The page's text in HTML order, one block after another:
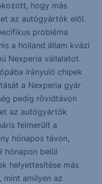
hogy más
az autógyártók elől.
probléma
a holland állam kvázi
Nexperia vállalatot.
irányuló chipek
a Nexperia gyár
pedig rövidtávon
az autógyártók
felmerült a
hónapos távon,
hónapon belül
helyettesítése más
mint amilyen az